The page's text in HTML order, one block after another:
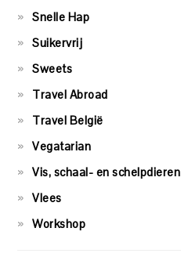
Snelle Hap
Suikervrij
Sweets
Travel Abroad
Travel België
Vegatarian
Vis, schaal- en schelpdieren
Vlees
Workshop